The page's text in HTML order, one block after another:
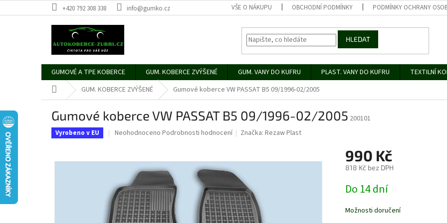
na
+420 792 308 338 info@gumko.cz VŠE O NÁKUPU OBCHODNÍ PODMÍNKY PODMÍNKY OCHRANY
HLEDAT
GUMOVÉ A TPE KOBERCE GUM. KOBERCE ZVÝŠENÉ GUM. VANY DO KUFRU PLAST. VANY DO KUFRU TEXTILNÍ
Domů GUM. KOBERCE ZVÝŠENÉ Gumové koberce VW PASSAT B5 09/1996-02/2005
Gumové koberce VW PASSAT B5 09/1996-02/2005 200101
Vyrobeno v EU
Průměrné
je
5
hvězdiček.
Neohodnoceno Podrobnosti hodnocení Značka:Rezaw Plast
990 Kč
818 Kč bez DPH
cena:
Do 14 dní
Možnosti doručení